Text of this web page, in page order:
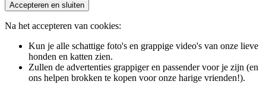
Accepteren en sluiten
Na het accepteren van cookies:
Kun je alle schattige foto's en grappige video's van onze lieve
honden en katten zien.
Zullen de advertenties grappiger en passender voor je zijn (en
ons helpen brokken te kopen voor onze harige vrienden!).